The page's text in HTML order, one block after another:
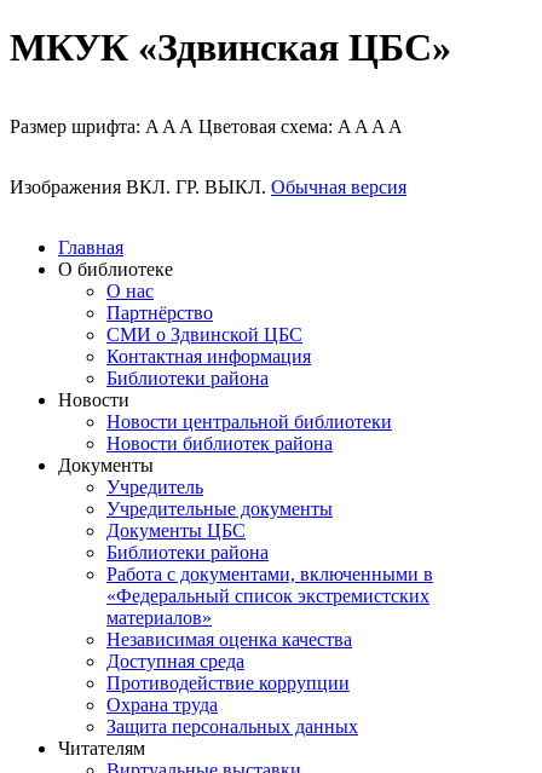
МКУК «Здвинская ЦБС»
Размер шрифта: A A A Цветовая схема: A A A A
Изображения ВКЛ. ГР. ВЫКЛ. Обычная версия
Главная
О библиотеке
О нас
Партнёрство
СМИ о Здвинской ЦБС
Контактная информация
Библиотеки района
Новости
Новости центральной библиотеки
Новости библиотек района
Документы
Учредитель
Учредительные документы
Документы ЦБС
Библиотеки района
Работа с документами, включенными в
«Федеральный список экстремистских
материалов»
Независимая оценка качества
Доступная среда
Противодействие коррупции
Охрана труда
Защита персональных данных
Читателям